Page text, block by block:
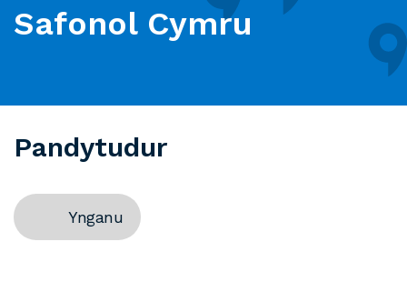
Safonol Cymru
Pandytudur
Ynganu